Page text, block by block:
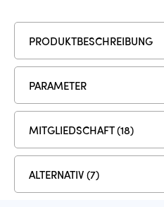
PRODUKTBESCHREIBUNG
PARAMETER
MITGLIEDSCHAFT (18)
ALTERNATIV (7)